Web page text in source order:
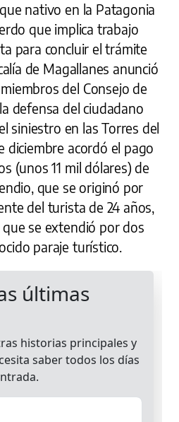
nativo en la Patagonia
que implica trabajo
para concluir el trámite
de Magallanes anunció
del Consejo de
defensa del ciudadano
siniestro en las Torres del
diciembre acordó el pago
(unos 11 mil dólares) de
que se originó por
del turista de 24 años,
se extendió por dos
paraje turístico.